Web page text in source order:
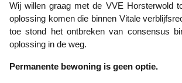
Wij willen graag met de VVE Horsterwold tot een permanente
oplossing komen die binnen Vitale
toe stond het ontbreken van consensus
oplossing in de weg.
Permanente bewoning is geen optie.